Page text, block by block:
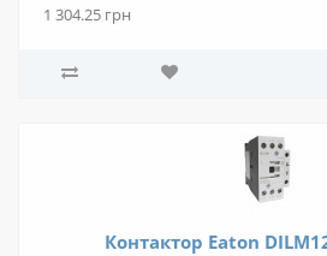
1 304.25 грн
Контактор Eaton